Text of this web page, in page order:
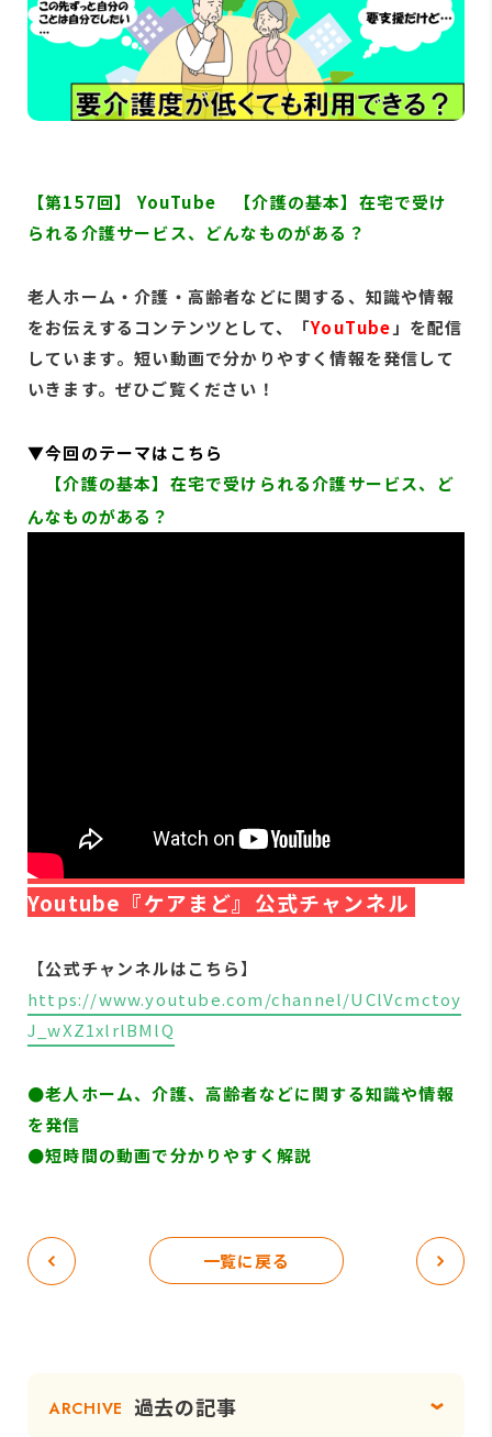
【第157回】 YouTube 【介護の基本】在宅で受け
られる介護サービス、どんなものがある？
老人ホーム・介護 ・高齢者などに関する、知識や情報
をお伝えするコンテンツと して、「YouTube 」 を配信
しています。短い動画で分かりやすく情報を発信して
いき ます。ぜひご覧く ださい！
▼今回のテーマは こちら
【介護の基本】在宅で受けられる介護サービス、ど
んなものがある？
Youtube『ケアまど』公式チャンネル
【公式チャンネルはこちら】
https://www.youtube.com/channel/UClVcmctoy
J_wXZ1xlrlBMlQ
●老人ホーム、介護、高齢者などに関する知識や情報
を発信
●短時間の動画で分かりやすく解説
一覧に戻る
ARCHIVE 過去の記事